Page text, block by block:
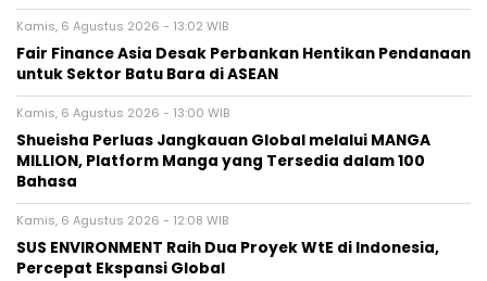
Kamis, 6 Agustus 2026 - 13:02 WIB
Fair Finance Asia Desak Perbankan Hentikan Pendanaan
untuk Sektor Batu Bara di ASEAN
Kamis, 6 Agustus 2026 - 13:00 WIB
Shueisha Perluas Jangkauan Global melalui MANGA
MILLION, Platform Manga yang Tersedia dalam 100
Bahasa
Kamis, 6 Agustus 2026 - 12:08 WIB
SUS ENVIRONMENT Raih Dua Proyek WtE di Indonesia,
Percepat Ekspansi Global